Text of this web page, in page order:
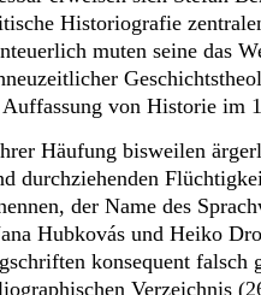
Historiografie
muten seine das
von Historie im
Häufung bisweilen
durchziehenden
der Name des
Hubkovás und Heiko
konsequent falsch
Verzeichnis